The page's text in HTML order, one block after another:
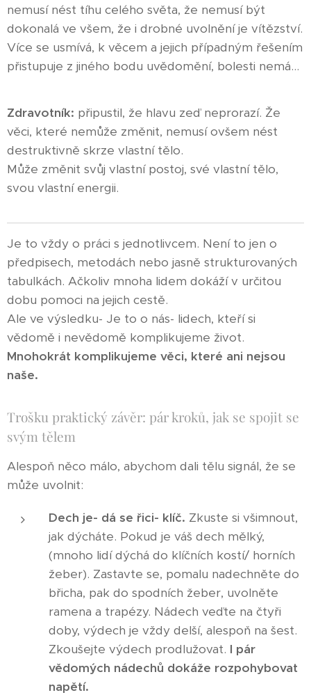
nemusí nést tíhu celého světa, že nemusí být
dokonalá ve všem, že i drobné uvolnění je vítězství.
Více se usmívá, k věcem a jejich případným řešením
přistupuje z jiného bodu uvědomění, bolesti nemá...
Zdravotník: připustil, že hlavu zeď neprorazí. Že
věci, které nemůže změnit, nemusí ovšem nést
destruktivně skrze vlastní tělo.
Může změnit svůj vlastní postoj, své vlastní tělo,
svou vlastní energii.
Je to vždy o práci s jednotlivcem. Není to jen o
předpisech, metodách nebo jasně strukturovaných
tabulkách. Ačkoliv mnoha lidem dokáží v určitou
dobu pomoci na jejich cestě.
Ale ve výsledku- Je to o nás- lidech, kteří si
vědomě i nevědomě komplikujeme život.
Mnohokrát komplikujeme věci, které ani nejsou
naše.
Trošku praktický závěr: pár kroků, jak se spojit se
svým tělem
Alespoň něco málo, abychom dali tělu signál, že se
může uvolnit:
Dech je- dá se řici- klíč. Zkuste si všimnout,
jak dýcháte. Pokud je váš dech mělký,
(mnoho lidí dýchá do klíčních kostí/ horních
žeber). Zastavte se, pomalu nadechněte do
břicha, pak do spodních žeber, uvolněte
ramena a trapézy. Nádech veďte na čtyři
doby, výdech je vždy delší, alespoň na šest.
Zkoušejte výdech prodlužovat. I pár
vědomých nádechů dokáže rozpohybovat
napětí.